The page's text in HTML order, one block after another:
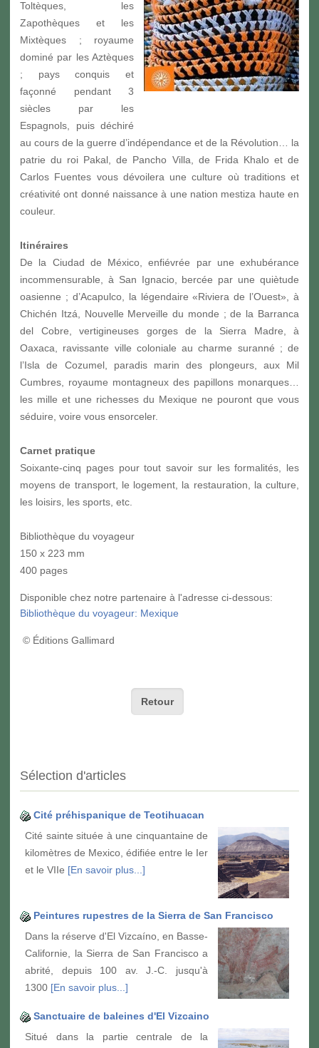
Toltèques, les
Zapothèques et les
Mixtèques ; royaume
dominé par les Aztèques
; pays conquis et
façonné pendant 3
siècles par les
Espagnols, puis déchiré
au cours de la guerre d’indépendance et de la Révolution… la
patrie du roi Pakal, de Pancho Villa, de Frida Khalo et de
Carlos Fuentes vous dévoilera une culture où traditions et
créativité ont donné naissance à une nation mestiza haute en
couleur.
Itinéraires
De la Ciudad de México, enfiévrée par une exhubérance
incommensurable, à San Ignacio, bercée par une quiètude
oasienne ; d’Acapulco, la légendaire «Riviera de l’Ouest», à
Chichén Itzá, Nouvelle Merveille du monde ; de la Barranca
del Cobre, vertigineuses gorges de la Sierra Madre, à
Oaxaca, ravissante ville coloniale au charme suranné ; de
l’Isla de Cozumel, paradis marin des plongeurs, aux Mil
Cumbres, royaume montagneux des papillons monarques…
les mille et une richesses du Mexique ne pouront que vous
séduire, voire vous ensorceler.
Carnet pratique
Soixante-cinq pages pour tout savoir sur les formalités, les
moyens de transport, le logement, la restauration, la culture,
les loisirs, les sports, etc.
Bibliothèque du voyageur
150 x 223 mm
400 pages
Disponible chez notre partenaire à l'adresse ci-dessous:
Bibliothèque du voyageur: Mexique
© Éditions Gallimard
Retour
Sélection d'articles
Cité préhispanique de Teotihuacan
Cité sainte située à une cinquantaine de
kilomètres de Mexico, édifiée entre le Ier
et le VIIe [En savoir plus...]
Peintures rupestres de la Sierra de San Francisco
Dans la réserve d'El Vizcaíno, en Basse-
Californie, la Sierra de San Francisco a
abrité, depuis 100 av. J.-C. jusqu'à
1300 [En savoir plus...]
Sanctuaire de baleines d'El Vizcaino
Situé dans la partie centrale de la